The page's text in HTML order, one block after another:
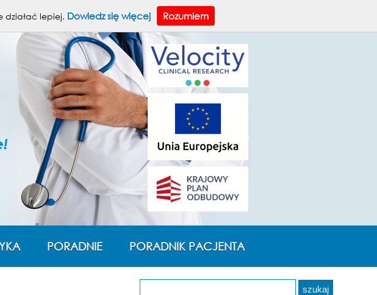
Powiększ tekst: A A A WERSJA DLA NIEDOWIDZĄCYCH
PORADNIE PORADNIK PACJENTA
działać lepiej. Dowiedz się więcej Rozumiem